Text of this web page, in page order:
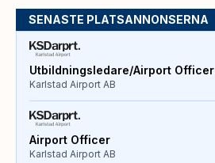
SENASTE PLATSANNONSERNA
Utbildningsledare/Airport Officer
Karlstad Airport AB
Airport Officer
Karlstad Airport AB